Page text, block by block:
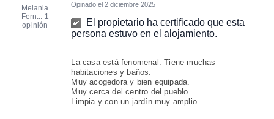
Melania
Fern... 1
opinión
Opinado el2 diciembre 2025
El propietario ha certificado que esta
persona estuvo en el alojamiento.
La casa está fenomenal. Tiene muchas
habitaciones y baños.
Muy acogedora y bien equipada.
Muy cerca del centro del pueblo.
Limpia y con un jardín muy amplio